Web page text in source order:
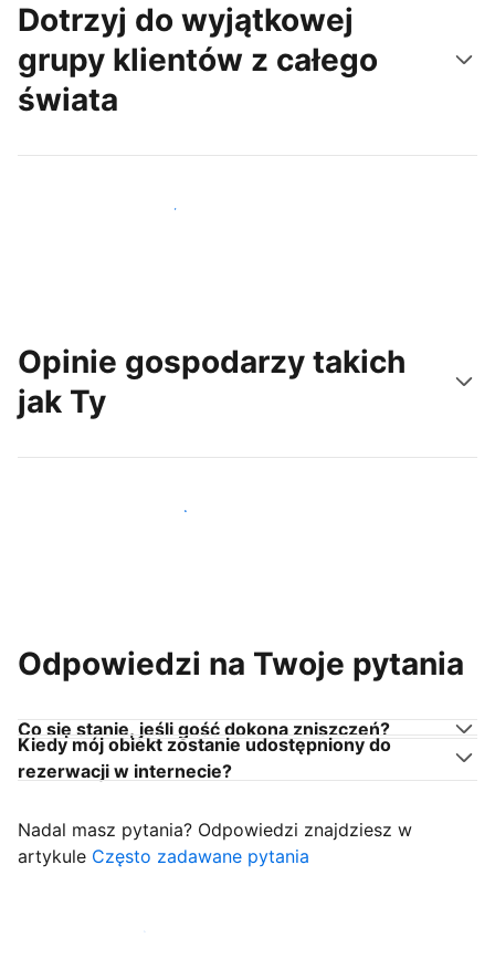
Dotrzyj do wyjątkowej
grupy klientów z całego
świata
Dotrzyj do nowych gości już dziś
Opinie gospodarzy takich
jak Ty
Dołącz do gospodarzy takich jak Ty
Odpowiedzi na Twoje pytania
Co się stanie, jeśli gość dokona zniszczeń?
Kiedy mój obiekt zostanie udostępniony do
rezerwacji w internecie?
Nadal masz pytania? Odpowiedzi znajdziesz w
artykule Często zadawane pytania
Zacznij przyjmować gości